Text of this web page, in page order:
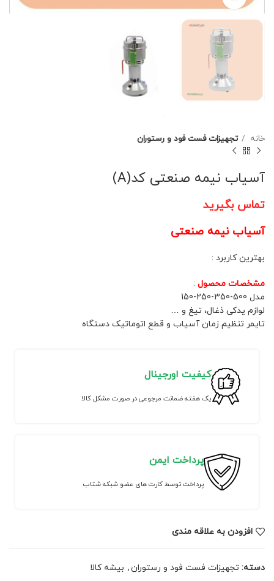
خانه تجهیزات فست فود و رستوران
آسیاب نیمه صنعتی کد(A)
تماس بگیرید
آسیاب نیمه صنعتی
بهترین کاربرد :
مشخصات محصول :
مدل 500-350-250-150
لوازم یدکی ذغال، تیغ و …
تایمر تنظیم زمان آسیاب و قطع اتوماتیک دستگاه
کیفیت اورجینال
یک هفته ضمانت مرجوعی در صورت مشکل کالا
پرداخت ایمن
پرداخت توسط کارت های عضو شبکه شتاب
افزودن به علاقه مندی
دسته: تجهیزات فست فود و رستوران, بیشه کالا